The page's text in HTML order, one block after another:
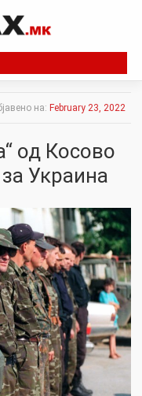
на: February 23, 2022
од Косово
Украина